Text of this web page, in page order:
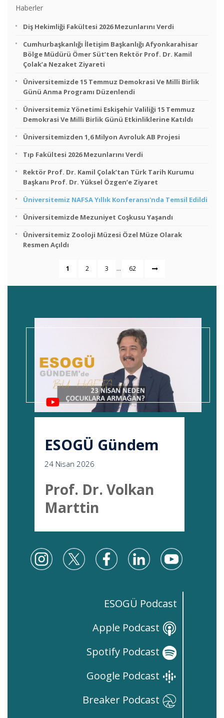
Haberler
Diş Hekimliği Fakültesi 2026 Mezunlarını Verdi
Cumhurbaşkanlığı İletişim Başkanlığı Afyonkarahisar
Bölge Müdürü Ömer Süt’ten Rektör Prof. Dr. Kamil
Çolak’a Nezaket Ziyareti
Üniversitemizde 15 Temmuz Demokrasi Ve Milli Birlik
Günü Anma Programı Düzenlendi
Üniversitemiz Yönetimi Eskişehir Valiliği 15 Temmuz
Demokrasi Ve Milli Birlik Günü Etkinliklerine Katıldı
Üniversitemizden 1,6 Milyon Avroluk AB Projesi
Tıp Fakültesi 2026 Mezunlarını Verdi
Rektör Prof. Dr. Kamil Çolak’tan Türk Tarih Kurumu
Başkanı Prof. Dr. Yüksel Özgen’e Ziyaret
Üniversitemiz NAFSA Yıllık Konferansı'nda Temsil Edildi
Üniversitemizde Mezuniyet Coşkusu Yaşandı
Üniversitemiz Zooloji Müzesi Özel Müze Olarak
Resmen Açıldı
1 2 3 ... 62
ESOGÜ Gündem
24 Nisan 2026
Prof. Dr. Volkan
Marttin
ESOGÜ Podcast
Apple Podcast
Spotify Podcast
Google Podcast
Breaker Podcast